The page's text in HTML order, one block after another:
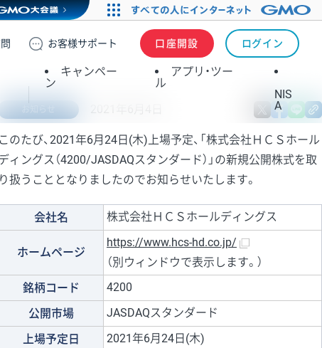
お客様サポート 口座開設 ログイン
キャンペー
ン
アプリ・ツー
ル
NIS
A
X
このたび、2021年6月24日(木)上場予定、「株式会社ＨＣＳホール
ィングス（4200/JASDAQスタンダード）」の新規公開株式を取
り扱うこととなりましたのでお知らせいたします。
会社名 株式会社ＨＣＳホールディングス
ホームページ
https://www.hcs-hd.co.jp/
（別ウィンドウで表示します。）
銘柄コード
4200
公開市場
JASDAQスタンダード
上場予定日
2021年6月24日(木)